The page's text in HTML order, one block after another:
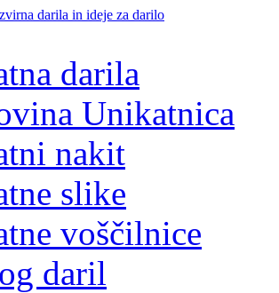
darila
Unikatnica
nakit
slike
voščilnice
daril